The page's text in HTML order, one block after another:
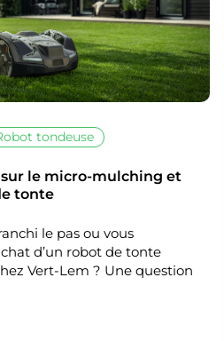
et vous donne le
Tout refuser
tondeuse
sur le micro-mulching et
tonte
le pas ou vous
d’un robot de tonte
Vert-Lem ? Une question